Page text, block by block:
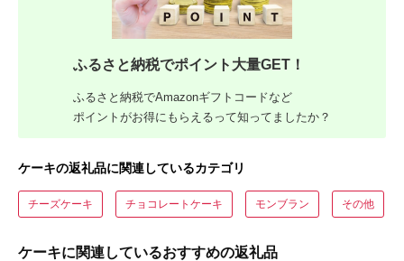
ふるさと納税でポイント大量GET！
ふるさと納税でAmazonギフトコードなど
ポイントがお得にもらえるって知ってましたか？
ケーキの返礼品に関連しているカテゴリ
チーズケーキ チョコレートケーキ モンブラン その他
ケーキに関連しているおすすめの返礼品